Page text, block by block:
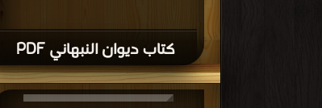
كتاب ديوان النبهاني PDF